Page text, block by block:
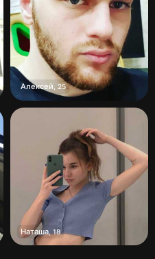
Алексей 25
Наташа, 18